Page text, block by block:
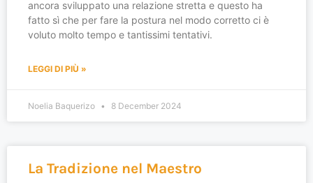
ancora sviluppato una relazione stretta e questo ha
fatto sì che per fare la postura nel modo corretto ci è
voluto molto tempo e tantissimi tentativi.
LEGGI DI PIÙ »
Noelia Baquerizo 8 December 2024
La Tradizione nel Maestro